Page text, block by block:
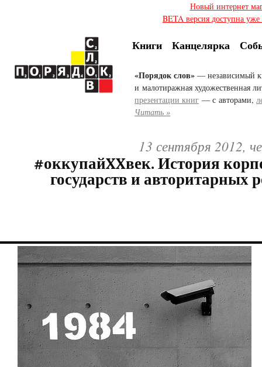
Новый интернет
BETA версия доступна
Книги Канцелярка
«Порядок слов» — независимый
и малотиражная художественная
презентации книг — с авторами,
Читать »
13 сентября 2012,
#оккупайXXвек. История
государств и авторитарных